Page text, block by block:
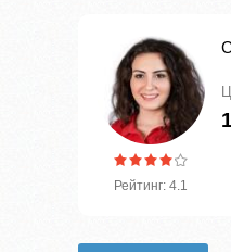
Рейтинг: 4.1